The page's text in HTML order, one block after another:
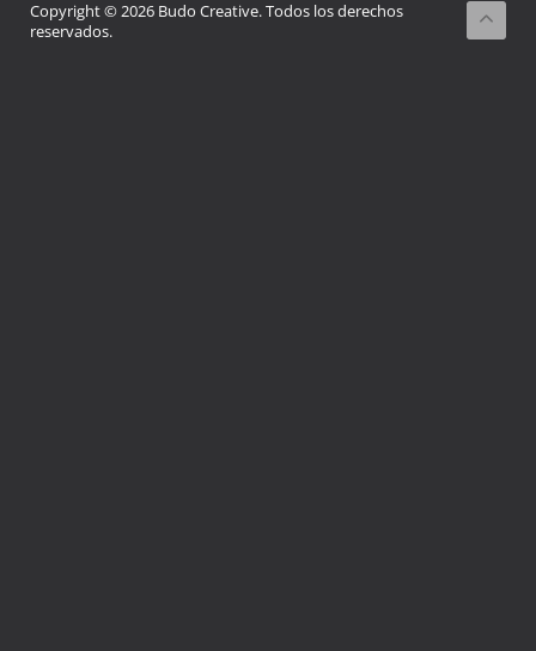
Copyright © 2026 Budo Creative. Todos los derechos
reservados.